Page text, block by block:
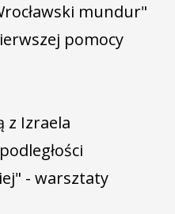
mundur"
pomocy
z Izraela
- warsztaty